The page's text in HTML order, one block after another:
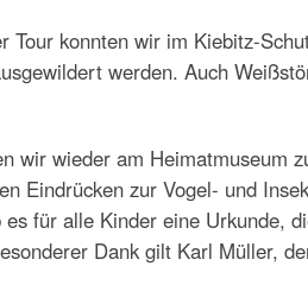
Tour konnten wir im Kiebitz-
werden. Auch
wir wieder am Heimatmuseum
Eindrücken zur Vogel- und
für alle Kinder eine Urkunde,
Dank gilt Karl Müller,